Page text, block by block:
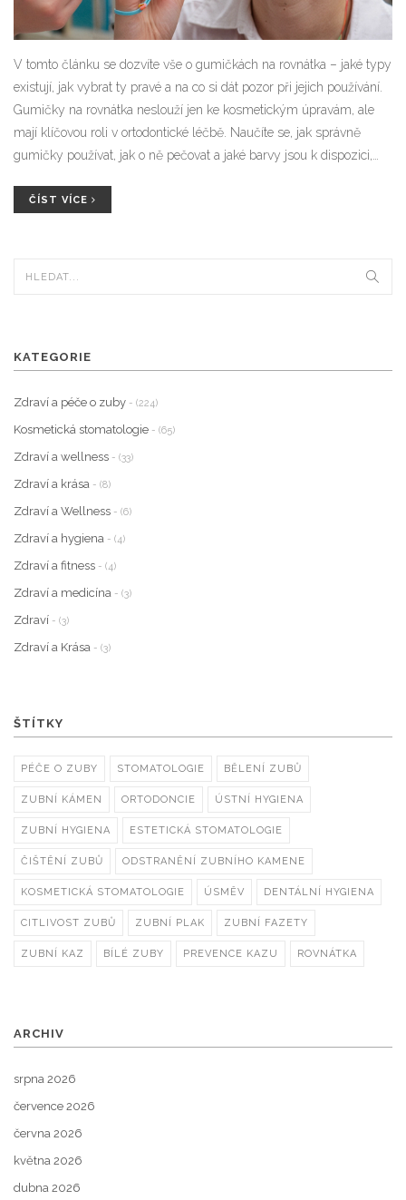
V tomto článku se dozvíte vše o gumičkách na rovnátka – jaké typy
existují, jak vybrat ty pravé a na co si dát pozor při jejich používání.
Gumičky na rovnátka neslouží jen ke kosmetickým úpravám, ale
mají klíčovou roli v ortodontické léčbě. Naučíte se, jak správně
gumičky používat, jak o ně pečovat a jaké barvy jsou k dispozici,
ČÍST VÍCE
KATEGORIE
Zdraví a péče o zuby - (224)
Kosmetická stomatologie - (65)
Zdraví a wellness - (33)
Zdraví a krása - (8)
Zdraví a Wellness - (6)
Zdraví a hygiena - (4)
Zdraví a fitness - (4)
Zdraví a medicína - (3)
Zdraví - (3)
Zdraví a Krása - (3)
ŠTÍTKY
PÉČE O ZUBY STOMATOLOGIE BĚLENÍ ZUBŮ
ZUBNÍ KÁMEN ORTODONCIE ÚSTNÍ HYGIENA
ZUBNÍ HYGIENA ESTETICKÁ STOMATOLOGIE
ČIŠTĚNÍ ZUBŮ ODSTRANĚNÍ ZUBNÍHO KAMENE
KOSMETICKÁ STOMATOLOGIE ÚSMĚV DENTÁLNÍ HYGIENA
CITLIVOST ZUBŮ ZUBNÍ PLAK ZUBNÍ FAZETY
ZUBNÍ KAZ BÍLÉ ZUBY PREVENCE KAZU ROVNÁTKA
ARCHIV
srpna 2026
července 2026
června 2026
května 2026
dubna 2026